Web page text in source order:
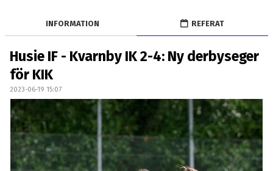
BILDGALLERI
DOKUMENT
KONTAKT
INFORMATION REFERAT
Husie IF - Kvarnby IK 2-4: Ny derbyseger
för KIK
2023-06-19 15:07